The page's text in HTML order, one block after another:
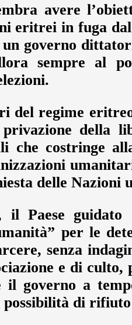
avere
eritrei in fuga
governo
sempre al
del regime
privazione della
che costringe
delle Nazioni
il Paese
per le
senza
e di
il governo a
di